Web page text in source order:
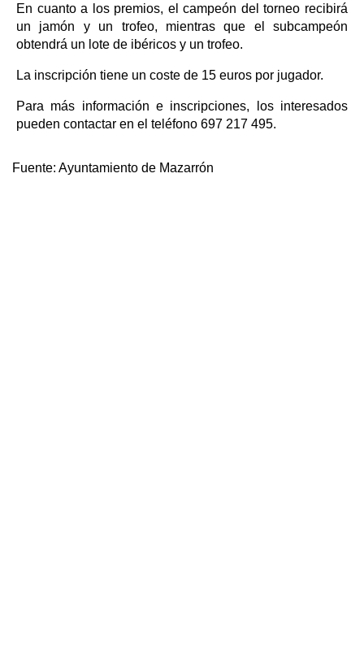
En cuanto a los premios, el campeón del torneo recibirá
un jamón y un trofeo, mientras que el subcampeón
obtendrá un lote de ibéricos y un trofeo.
La inscripción tiene un coste de 15 euros por jugador.
Para más información e inscripciones, los interesados
pueden contactar en el teléfono 697 217 495.
Fuente: Ayuntamiento de Mazarrón